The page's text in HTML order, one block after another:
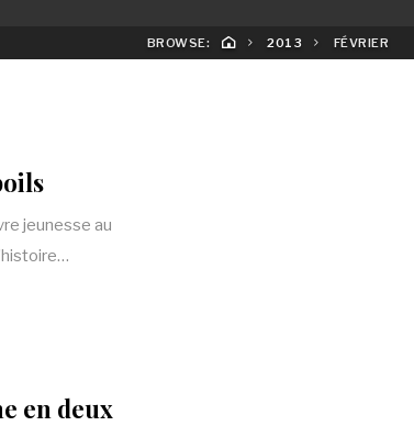
BROWSE: 2013 FÉVRIER
jeunesse au
en deux